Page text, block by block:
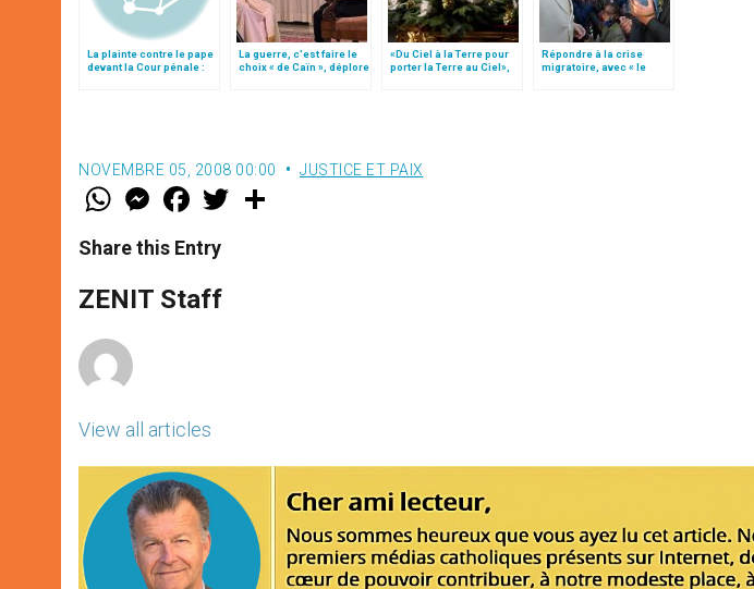
La plainte contre le pape
devant la Cour pénale :
La guerre, c’est faire le
choix « de Caïn », déplore
«Du Ciel à la Terre pour
porter la Terre au Ciel»,
Répondre à la crise
migratoire, avec « le
NOVEMBRE 05, 2008 00:00 JUSTICE ET PAIX
W
t
s
p
p
M
e
s
e
g
e
F
a
e
b
o
k
w
Share this Entry
ZENIT Staff
View all articles